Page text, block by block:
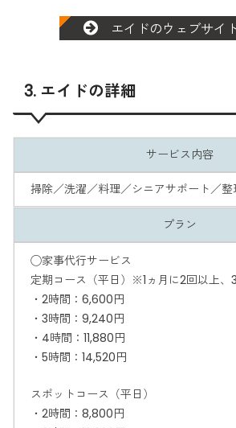
エイドのウェブサイ
3. エイドの詳細
サービス内容
掃除／洗濯／料理／シニアサポート／整
プラン
◯家事代行サービス
定期コース（平日）※1ヵ月に2回以上、
・2時間：6,600円
・3時間：9,240円
・4時間：11,880円
・5時間：14,520円
スポットコース（平日）
・2時間：8,800円